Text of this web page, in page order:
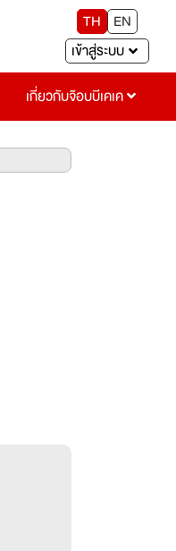
TH
EN
เข้าสู่ระบบ
เกี่ยวกับจ๊อบบีเคเค